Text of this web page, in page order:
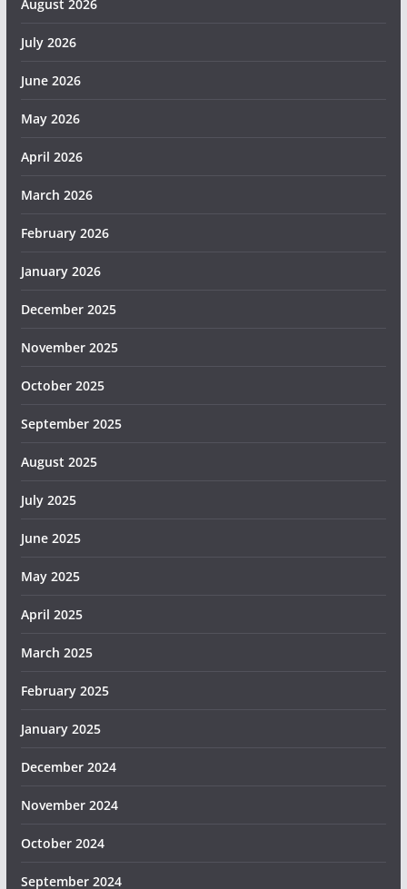
August 2026
July 2026
June 2026
May 2026
April 2026
March 2026
February 2026
January 2026
December 2025
November 2025
October 2025
September 2025
August 2025
July 2025
June 2025
May 2025
April 2025
March 2025
February 2025
January 2025
December 2024
November 2024
October 2024
September 2024